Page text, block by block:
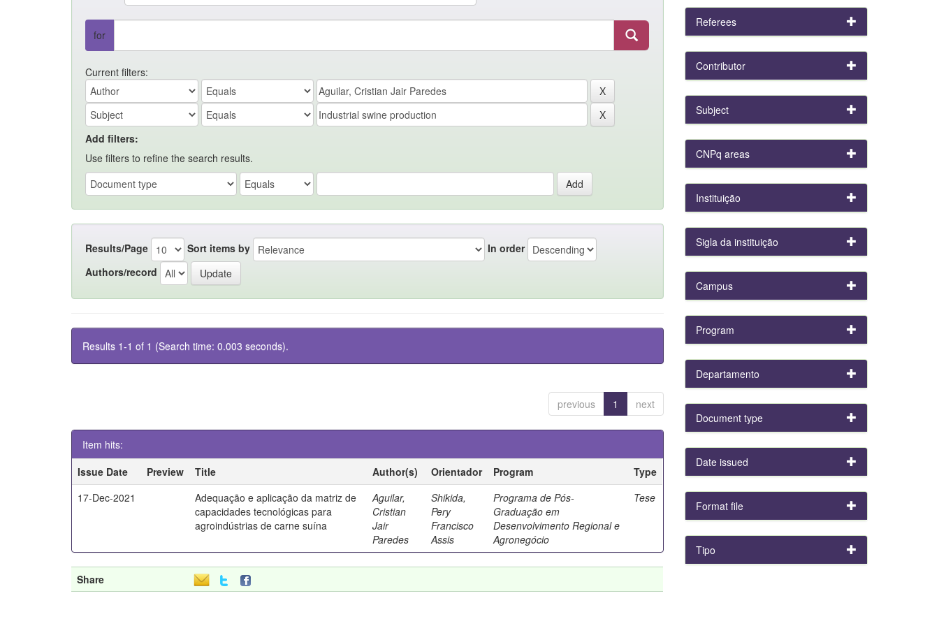
for
Current filters:
Add filters:
Use filters to refine the search results.
Results/Page Sort items by
In order
Authors/record
Results 1-1 of 1 (Search time: 0.003 seconds).
previous 1 next
Item hits:
Issue Date
Preview Title Author(s) Orientador Program
Type
17-Dec-2021
Adequação e aplicação da matriz de
capacidades tecnológicas para
agroindústrias de carne suína
Aguilar,
Cristian
Jair
Paredes
Shikida,
Pery
Francisco
Assis
Programa de Pós-
Graduação em
Desenvolvimento Regional e
Agronegócio
Tese
Share
Referees
Contributor
Subject
CNPq areas
Instituição
Sigla da instituição
Campus
Program
Departamento
Document type
Date issued
Format file
Tipo